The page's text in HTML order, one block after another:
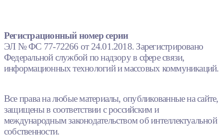
Регистрационный номер серии
ЭЛ № ФС 77-72266 от 24.01.2018. Зарегистрировано
Федеральной службой по надзору в сфере связи,
информационных технологий и массовых коммуникаций.
Все права на любые материалы, опубликованные на сайте,
защищены в соответствии с российским и
международным законодательством об интеллектуальной
собственности.